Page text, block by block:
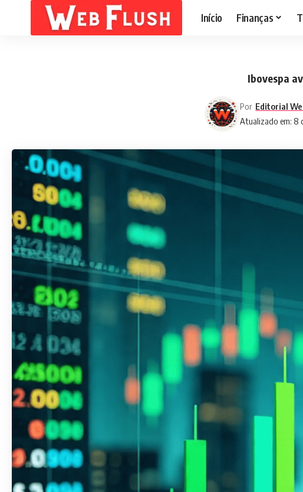
Início Finanças
Ibovespa
Atualizado em: 8
Por Editorial